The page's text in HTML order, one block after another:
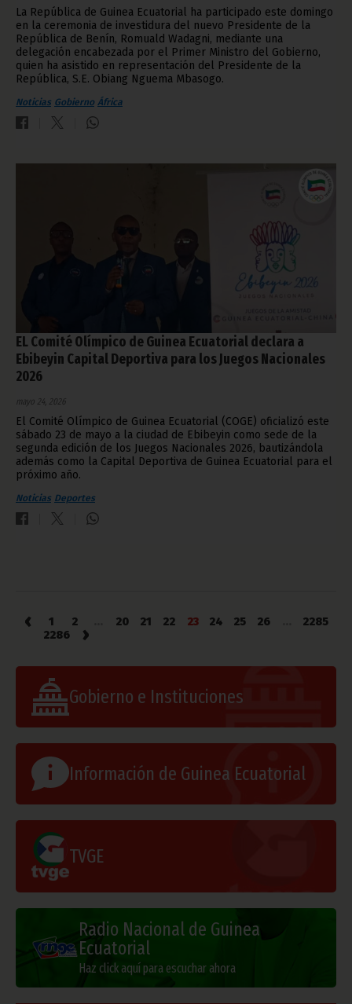
La República de Guinea Ecuatorial ha participado este domingo
en la ceremonia de investidura del nuevo Presidente de la
República de Benín, Romuald Wadagni, mediante una
delegación encabezada por el Primer Ministro del Gobierno,
quien ha asistido en representación del Presidente de la
República, S.E. Obiang Nguema Mbasogo.
Noticias Gobierno África
EL Comité Olímpico de Guinea Ecuatorial declara a
Ebibeyin Capital Deportiva para los Juegos Nacionales
2026
mayo 24, 2026
El Comité Olímpico de Guinea Ecuatorial (COGE) oficializó este
sábado 23 de mayo a la ciudad de Ebibeyin como sede de la
segunda edición de los Juegos Nacionales 2026, bautizándola
además como la Capital Deportiva de Guinea Ecuatorial para el
próximo año.
Noticias Deportes
‹ 1 2 20 21 22 23 24 25 26
2285
2286
›
Gobierno e Instituciones
Información de Guinea Ecuatorial
TVGE
Radio Nacional de Guinea
Ecuatorial
Haz click aquí para escuchar ahora